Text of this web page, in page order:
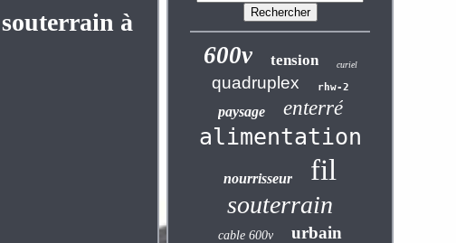
à
600v tension curiel
quadruplex rhw-2
paysage enterré
alimentation
nourrisseur fil
souterrain
cable 600v urbain